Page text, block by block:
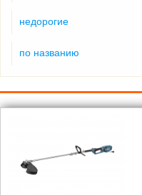
недорогие
по названию